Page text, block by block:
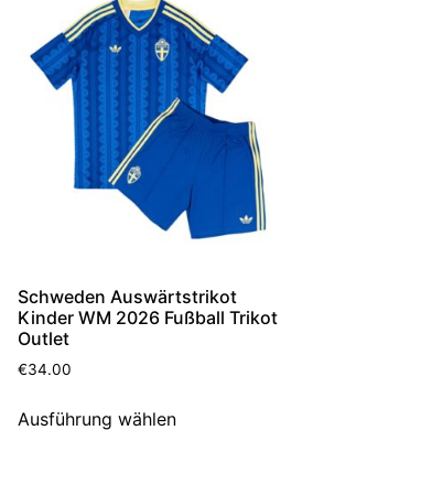
Schweden Auswärtstrikot
Kinder WM 2026 Fußball Trikot
Outlet
€34.00
Ausführung wählen